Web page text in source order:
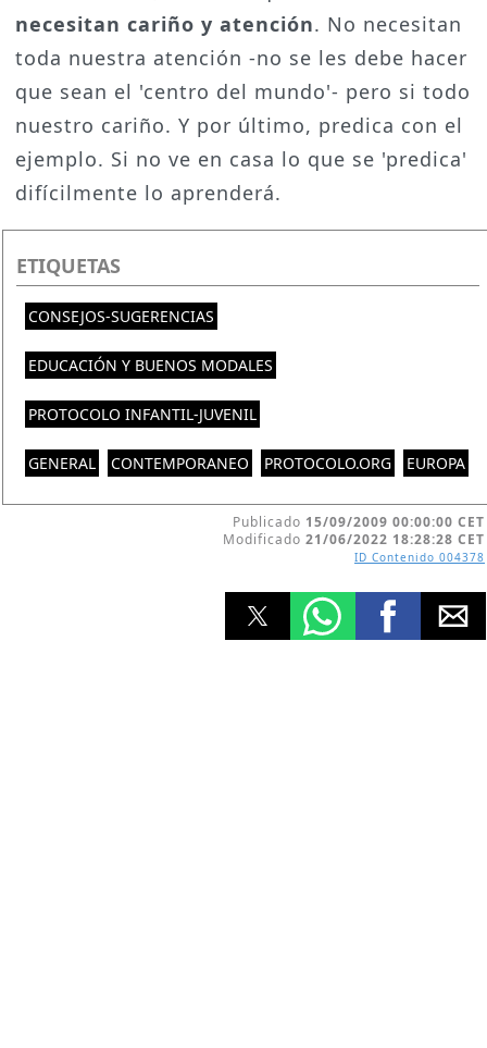
necesitan cariño y atención. No necesitan
toda nuestra atención -no se les debe hacer
que sean el 'centro del mundo'- pero si todo
nuestro cariño. Y por último, predica con el
ejemplo. Si no ve en casa lo que se 'predica'
difícilmente lo aprenderá.
ETIQUETAS
CONSEJOS-SUGERENCIAS
EDUCACIÓN Y BUENOS MODALES
PROTOCOLO INFANTIL-JUVENIL
GENERAL CONTEMPORANEO PROTOCOLO.ORG EUROPA
Publicado 15/09/2009 00:00:00 CET
Modificado 21/06/2022 18:28:28 CET
ID Contenido 004378